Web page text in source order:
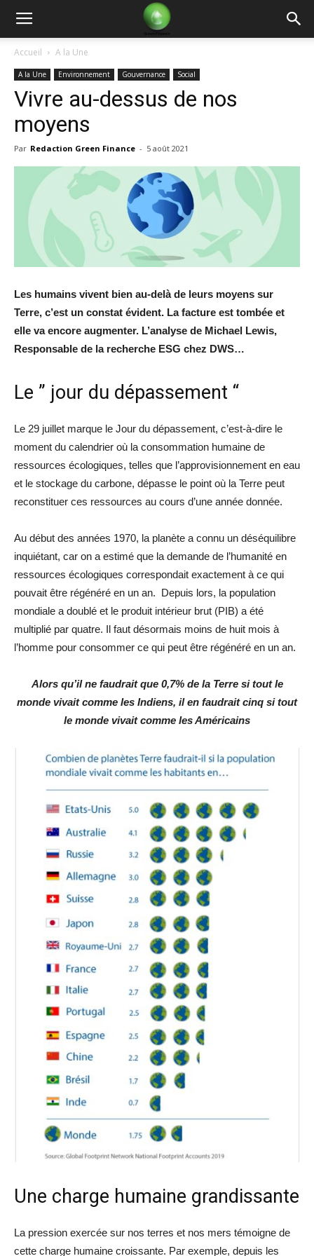
Green
Finance
Accueil A la Une
A la Une Environnement Gouvernance Social
Vivre au-dessus de nos
moyens
Par Redaction Green Finance - 5 août 2021
Les humains vivent bien au-delà de leurs moyens sur
Terre, c’est un constat évident. La facture est tombée et
elle va encore augmenter. L’analyse de Michael Lewis,
Responsable de la recherche ESG chez DWS…
Le ” jour du dépassement “
Le 29 juillet marque le Jour du dépassement, c’est-à-dire le
moment du calendrier où la consommation humaine de
ressources écologiques, telles que l’approvisionnement en eau
et le stockage du carbone, dépasse le point où la Terre peut
reconstituer ces ressources au cours d’une année donnée.
Au début des années 1970, la planète a connu un déséquilibre
inquiétant, car on a estimé que la demande de l’humanité en
ressources écologiques correspondait exactement à ce qui
pouvait être régénéré en un an. Depuis lors, la population
mondiale a doublé et le produit intérieur brut (PIB) a été
multiplié par quatre. Il faut désormais moins de huit mois à
l’homme pour consommer ce qui peut être régénéré en un an.
Alors qu’il ne faudrait que 0,7% de la Terre si tout le
monde vivait comme les Indiens, il en faudrait cinq si tout
le monde vivait comme les Américains
Une charge humaine grandissante
La pression exercée sur nos terres et nos mers témoigne de
cette charge humaine croissante. Par exemple, depuis les